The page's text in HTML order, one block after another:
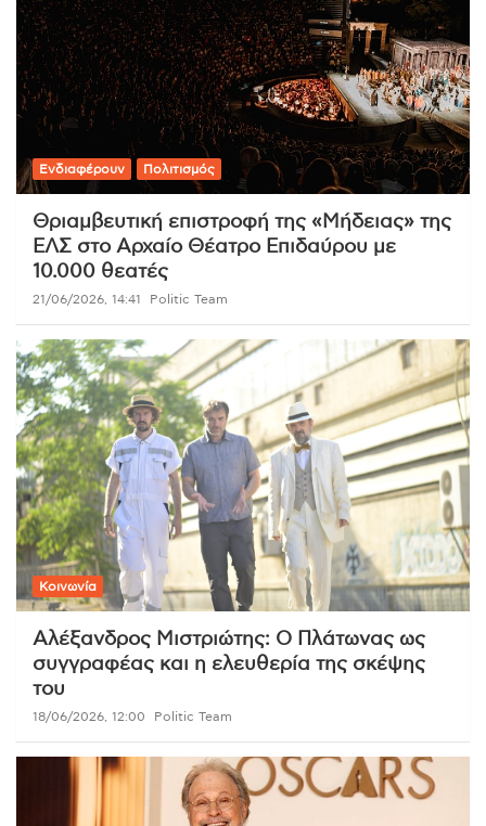
Ενδιαφέρουν Πολιτισμός
Θριαμβευτική επιστροφή της «Μήδειας» της
ΕΛΣ στο Αρχαίο Θέατρο Επιδαύρου με
10.000 θεατές
21/06/2026, 14:41 Politic Team
Κοινωνία
Αλέξανδρος Μιστριώτης: Ο Πλάτωνας ως
συγγραφέας και η ελευθερία της σκέψης
του
18/06/2026, 12:00 Politic Team